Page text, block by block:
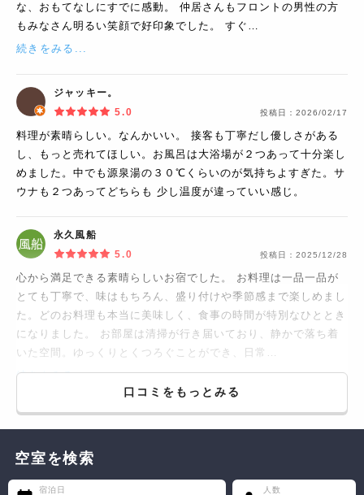
な、おもてなしにすでに感動。 仲居さんもフロントの男性の方
もみなさん明るい笑顔で好印象でした。 すぐ…
続きをみる...
ジャッキー。
5.0
投稿日： 2026/02/17
料理が素晴らしい。なんかいい。 接客も丁寧だし優しさがある
し、もっと売れてほしい。お風呂は大浴場が２つあって十分楽し
めました。中でも源泉湯の３０℃くらいのが気持ちよすぎた。サ
ウナも２つあってどちらも 少し温度が違っていい感じ。
永久風船
5.0
投稿日： 2025/12/28
心から満足できる素晴らしいお宿でした。 お料理は一品一品が
とても丁寧で、味はもちろん、盛り付けや季節感まで楽しめまし
た。どのお料理も本当に美味しく、食事の時間が特別なひととき
になりました。 お部屋は清掃が行き届いており、静かで落ち着
いた空間。ゆっくりとくつろぐことができ、日常…
続きをみる...
口コミをもっとみる
空室を検索
宿泊日 人数